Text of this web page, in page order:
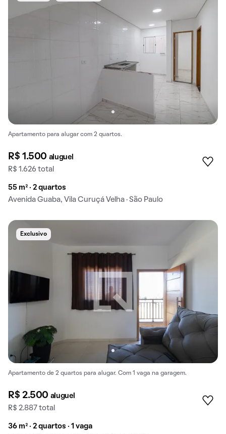
Apartamento para alugar com 2 quartos.
R$ 1.500 aluguel
R$ 1.626 total
55 m² · 2 quartos
Avenida Guaba, Vila Curuçá Velha · São Paulo
Exclusivo
Apartamento de 2 quartos para alugar. Com 1 vaga na garagem.
R$ 2.500 aluguel
R$ 2.887 total
36 m² · 2 quartos · 1 vaga